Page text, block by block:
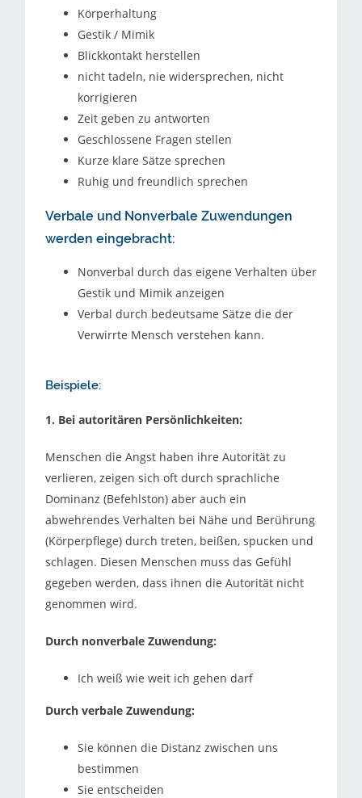
Körperhaltung
Gestik / Mimik
Blickkontakt herstellen
nicht tadeln, nie widersprechen, nicht
korrigieren
Zeit geben zu antworten
Geschlossene Fragen stellen
Kurze klare Sätze sprechen
Ruhig und freundlich sprechen
Verbale und Nonverbale Zuwendungen
werden eingebracht:
Nonverbal durch das eigene Verhalten über
Gestik und Mimik anzeigen
Verbal durch bedeutsame Sätze die der
Verwirrte Mensch verstehen kann.
Beispiele:
1. Bei autoritären Persönlichkeiten:
Menschen die Angst haben ihre Autorität zu
verlieren, zeigen sich oft durch sprachliche
Dominanz (Befehlston) aber auch ein
abwehrendes Verhalten bei Nähe und Berührung
(Körperpflege) durch treten, beißen, spucken und
schlagen. Diesen Menschen muss das Gefühl
gegeben werden, dass ihnen die Autorität nicht
genommen wird.
Durch nonverbale Zuwendung:
Ich weiß wie weit ich gehen darf
Durch verbale Zuwendung:
Sie können die Distanz zwischen uns
bestimmen
Sie entscheiden